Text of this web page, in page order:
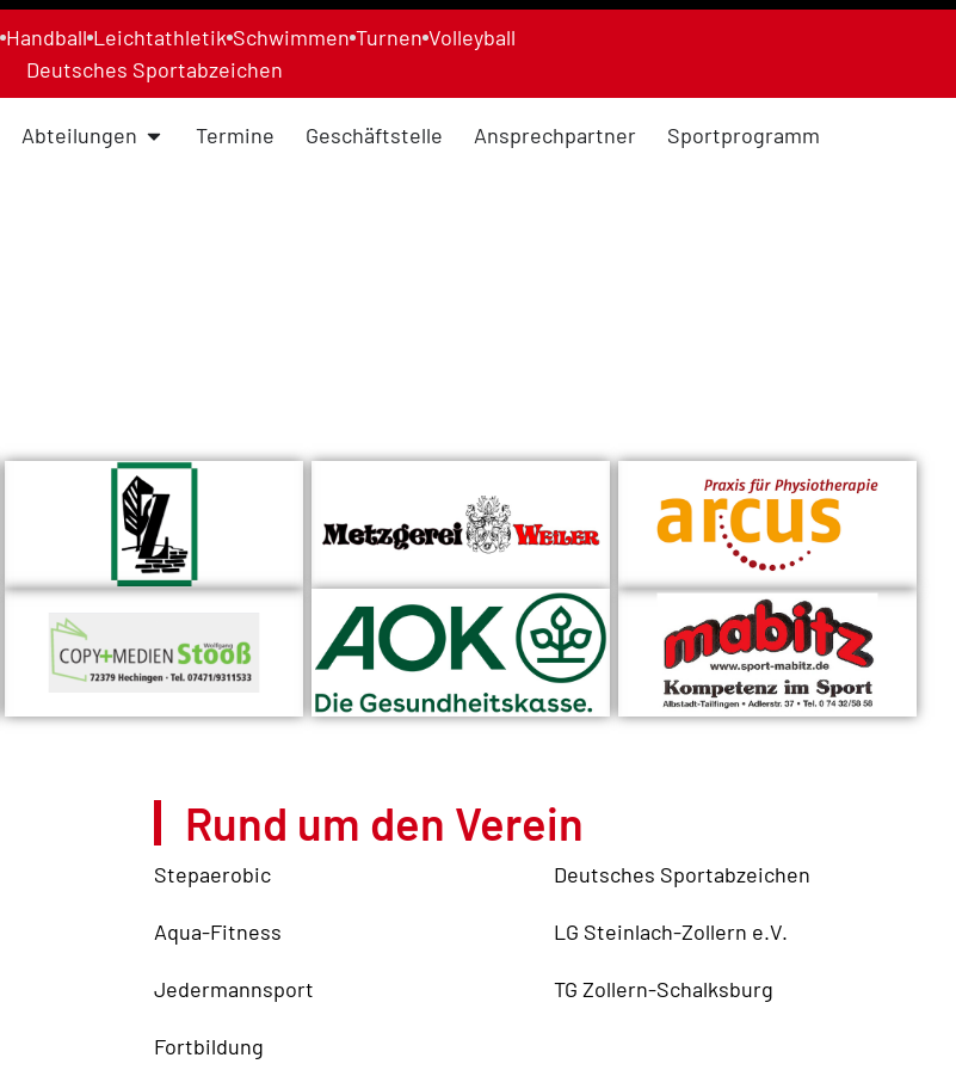
Handball Leichtathletik Schwimmen Turnen Volleyball
Deutsches Sportabzeichen
Abteilungen Termine Geschäftstelle Ansprechpartner
Sportprogramm
Rund um den Verein
Stepaerobic
Aqua-Fitness
Jedermannsport
Fortbildung
Deutsches Sportabzeichen
LG Steinlach-Zollern e.V.
TG Zollern-Schalksburg